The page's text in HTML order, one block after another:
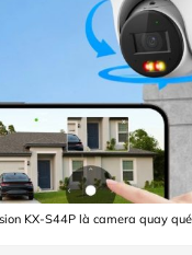
KX-S44P là camera quay